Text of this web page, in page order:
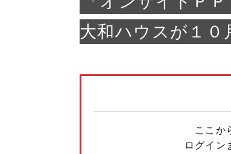
大和ハウスが１０
ここか
ログイン